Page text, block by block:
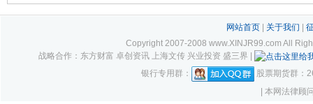
网站首页| 关于我们
Copyright 2007-2008 www.XINJR99.com All
战略合作：东方财富 卓创资讯 上海文传 兴业投资 盛三界 |
银行专用群：
股票期货群：
| 本网法律顾